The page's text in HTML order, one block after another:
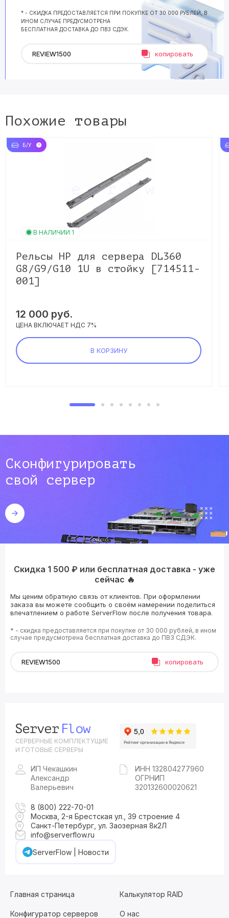
* - СКИДКА ПРЕДОСТАВЛЯЕТСЯ ПРИ ПОКУПКЕ ОТ 30 000 РУБЛЕЙ, В
ИНОМ СЛУЧАЕ ПРЕДУСМОТРЕНА
БЕСПЛАТНАЯ ДОСТАВКА ДО ПВЗ СДЭК.
копировать
Похожие товары
Б/У
В НАЛИЧИИ 1
Рельсы HP для сервера DL360
G8/G9/G10 1U в стойку [714511-
001]
12 000 руб.
ЦЕНА ВКЛЮЧАЕТ НДС 7%
В КОРЗИНУ
Сконфигурировать
свой сервер
Скидка 1 500 ₽ или бесплатная доставка - уже
сейчас 🔥
Мы ценим обратную связь от клиентов. При оформлении
заказа вы можете сообщить о своём намерении поделиться
впечатлением о работе ServerFlow после получения товара.
* - скидка предоставляется при покупке от 30 000 рублей, в ином
случае предусмотрена бесплатная доставка до ПВЗ СДЭК.
копировать
СЕРВЕРНЫЕ КОМПЛЕКТУЩИЕ
И ГОТОВЫЕ СЕРВЕРЫ
ИП Чекашкин
Александр
Валерьевич
ИНН 132804277960
ОГРНИП
320132600020621
8 (800) 222-70-01
Москва, 2-я Брестская ул., 39 строение 4
Санкт-Петербург, ул. Заозерная 8к2Л
info@serverflow.ru
ServerFlow | Новости
Главная страница Калькулятор RAID
Конфигуратор серверов О нас